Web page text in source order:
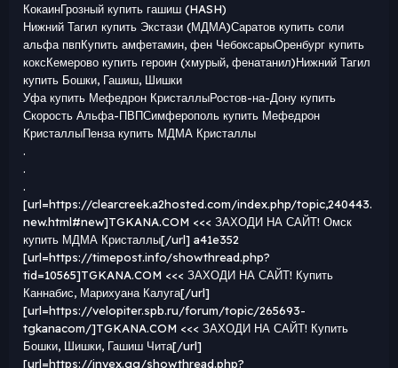
КокаинГрозный купить гашиш (HASH)
Нижний Тагил купить Экстази (МДМА)Саратов купить соли
альфа пвпКупить амфетамин, фен ЧебоксарыОренбург купить
коксКемерово купить героин (хмурый, фенатанил)Нижний Тагил
купить Бошки, Гашиш, Шишки
Уфа купить Мефедрон КристаллыРостов-на-Дону купить
Скорость Альфа-ПВПСимферополь купить Мефедрон
КристаллыПенза купить МДМА Кристаллы
.
.
.
[url=https://clearcreek.a2hosted.com/index.php/topic,240443.
new.html#new]TGKANA.COM <<< ЗАХОДИ НА САЙТ! Омск
купить МДМА Кристаллы[/url] a41e352
[url=https://timepost.info/showthread.php?
tid=10565]TGKANA.COM <<< ЗАХОДИ НА САЙТ! Купить
Каннабис, Марихуана Калуга[/url]
[url=https://velopiter.spb.ru/forum/topic/265693-
tgkanacom/]TGKANA.COM <<< ЗАХОДИ НА САЙТ! Купить
Бошки, Шишки, Гашиш Чита[/url]
[url=https://invex.gg/showthread.php?